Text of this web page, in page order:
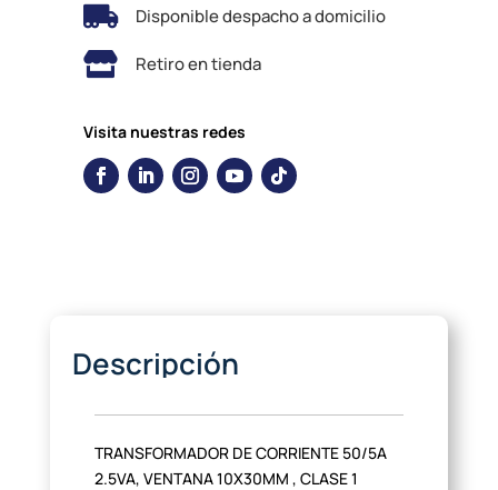
 Disponible despacho a domicilio
 Retiro en tienda
Visita nuestras redes
Descripción
TRANSFORMADOR DE CORRIENTE 50/5A
2.5VA, VENTANA 10X30MM , CLASE 1